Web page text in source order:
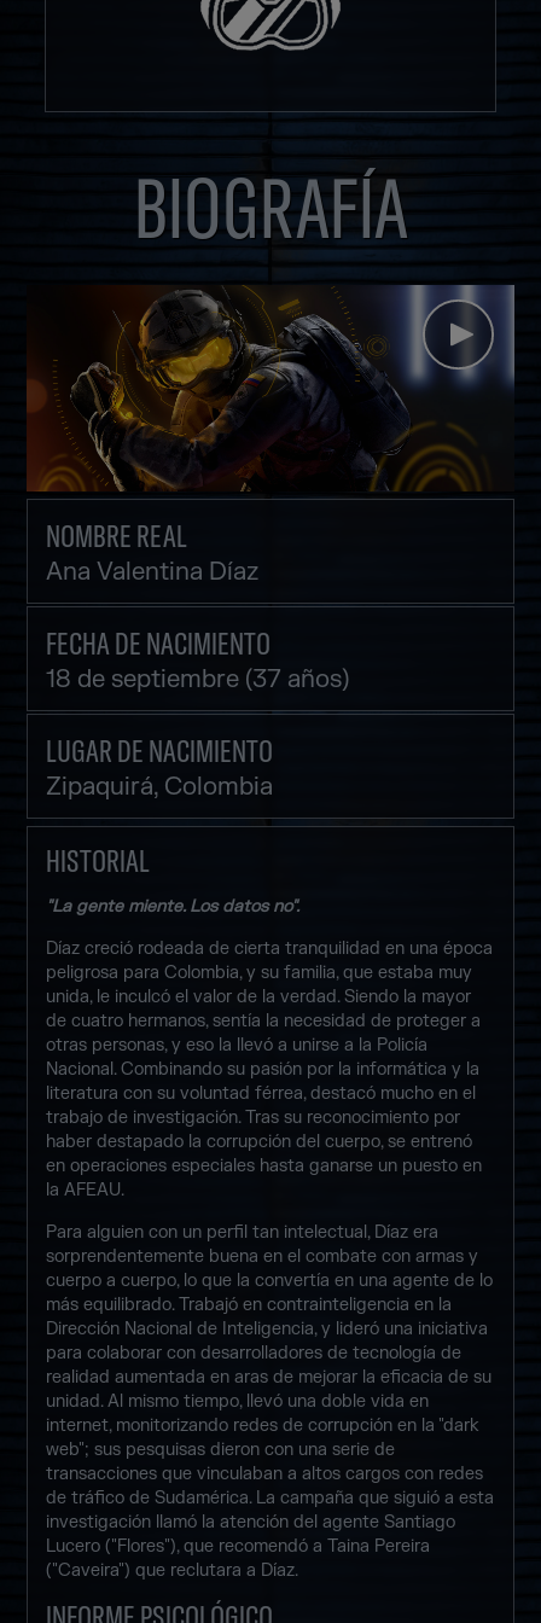
BIOGRAFÍA
NOMBRE REAL
Ana Valentina Díaz
FECHA DE NACIMIENTO
18 de septiembre (37 años)
LUGAR DE NACIMIENTO
Zipaquirá, Colombia
HISTORIAL
"La gente miente. Los datos no".
Díaz creció rodeada de cierta tranquilidad en una época
peligrosa para Colombia, y su familia, que estaba muy
unida, le inculcó el valor de la verdad. Siendo la mayor
de cuatro hermanos, sentía la necesidad de proteger a
otras personas, y eso la llevó a unirse a la Policía
Nacional. Combinando su pasión por la informática y la
literatura con su voluntad férrea, destacó mucho en el
trabajo de investigación. Tras su reconocimiento por
haber destapado la corrupción del cuerpo, se entrenó
en operaciones especiales hasta ganarse un puesto en
la AFEAU.
Para alguien con un perfil tan intelectual, Díaz era
sorprendentemente buena en el combate con armas y
cuerpo a cuerpo, lo que la convertía en una agente de lo
más equilibrado. Trabajó en contrainteligencia en la
Dirección Nacional de Inteligencia, y lideró una iniciativa
para colaborar con desarrolladores de tecnología de
realidad aumentada en aras de mejorar la eficacia de su
unidad. Al mismo tiempo, llevó una doble vida en
internet, monitorizando redes de corrupción en la "dark
web"; sus pesquisas dieron con una serie de
transacciones que vinculaban a altos cargos con redes
de tráfico de Sudamérica. La campaña que siguió a esta
investigación llamó la atención del agente Santiago
Lucero ("Flores"), que recomendó a Taina Pereira
("Caveira") que reclutara a Díaz.